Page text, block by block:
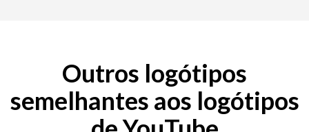
Outros logótipos
semelhantes aos logótipos